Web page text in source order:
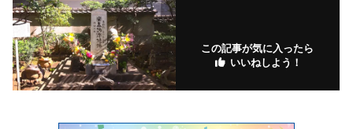
この記事が気に入ったら
いいねしよう！